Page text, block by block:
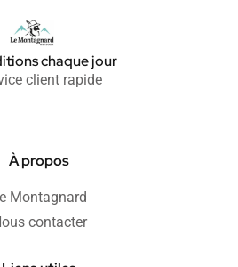
chaque jour
client rapide
À propos
Montagnard
contacter